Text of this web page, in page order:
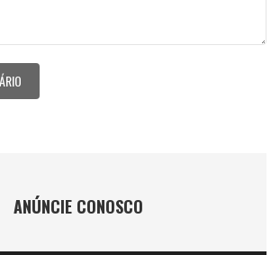
ANÚNCIE CONOSCO